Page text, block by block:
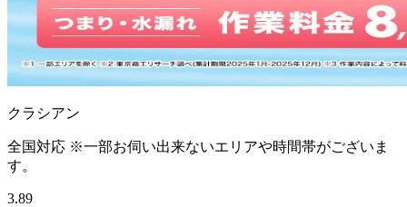
クラシアン
全国対応 ※一部お伺い出来ないエリアや時間帯がございま
す。
3.89